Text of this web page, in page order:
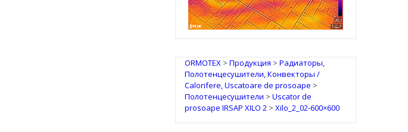
IRSAP Design Radiators
ORMOTEX> Продукция > Радиаторы,
Полотенцесушители, Конвекторы /
Calorifere, Uscatoare de prosoape >
Полотенцесушители > Uscator de
prosoape IRSAP XILO 2> Xilo_2_02-600×600